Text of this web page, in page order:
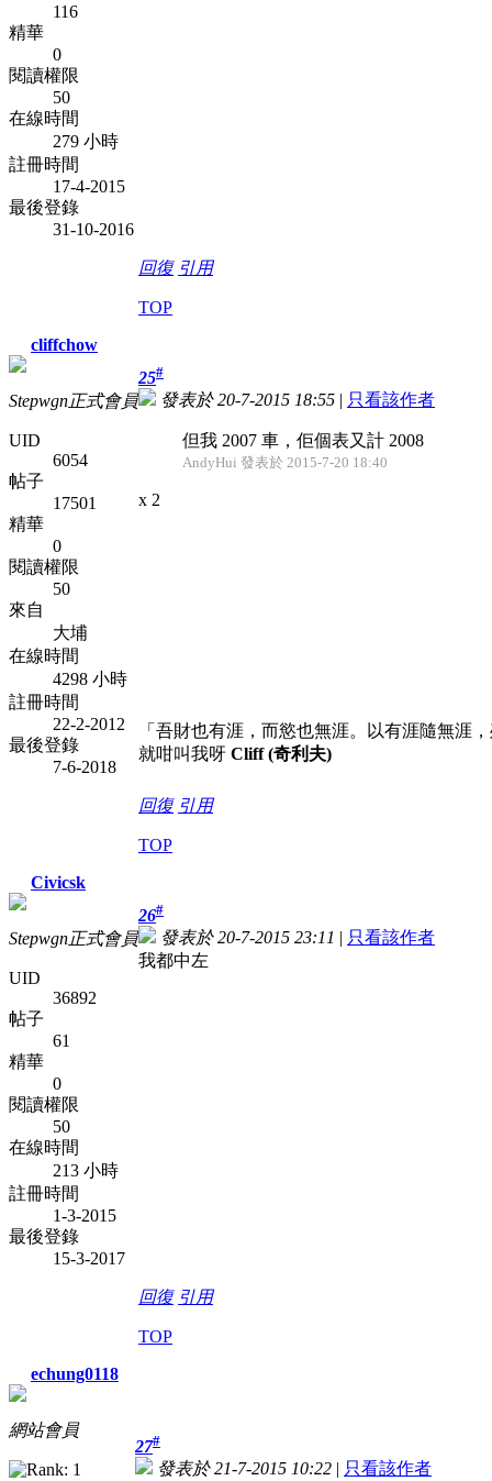
116
精華
0
閱讀權限
50
在線時間
279 小時
註冊時間
17-4-2015
最後登錄
31-10-2016
回復 引用
TOP
cliffchow
Stepwgn正式會員
UID
6054
帖子
17501
精華
0
閱讀權限
50
來自
大埔
在線時間
4298 小時
註冊時間
22-2-2012
最後登錄
7-6-2018
25#
發表於 20-7-2015 18:55 | 只看該作者
但我 2007 車，佢個表又計 2008
AndyHui 發表於 2015-7-20 18:40
x 2
「吾財也有涯，而慾也無涯。以有涯隨無涯
就咁叫我呀 Cliff (奇利夫)
回復 引用
TOP
Civicsk
Stepwgn正式會員
UID
36892
帖子
61
精華
0
閱讀權限
50
在線時間
213 小時
註冊時間
1-3-2015
最後登錄
15-3-2017
26#
發表於 20-7-2015 23:11 | 只看該作者
我都中左
回復 引用
TOP
echung0118
網站會員
27#
發表於 21-7-2015 10:22 | 只看該作者